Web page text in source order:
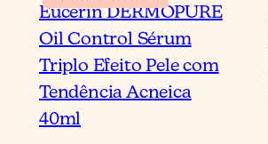
Eucerin DERMOPURE
Oil Control Sérum
Triplo Efeito Pele com
Tendência Acneica
40ml